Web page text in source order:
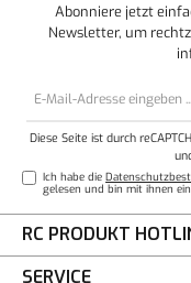
Abonniere jetzt
Newsletter, um
Diese Seite ist durch
Ich habe die
gelesen und bin mit ihnen
RC PRODUKT
SERVICE